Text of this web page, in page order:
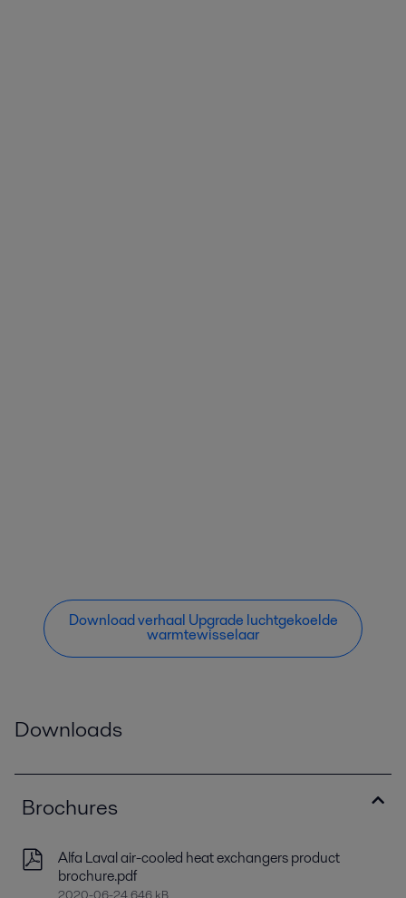
Download verhaal Upgrade luchtgekoelde
warmtewisselaar
Downloads
Brochures
Alfa Laval air-cooled heat exchangers product
brochure.pdf